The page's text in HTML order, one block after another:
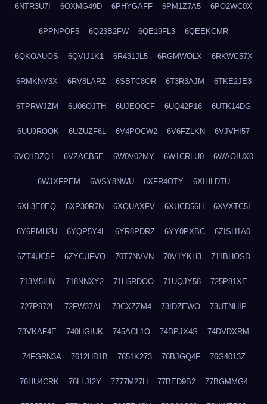
6NTR3U7I 6OXMG49D 6PHYGAFF 6PM1Z7A5 6PO2WC0X
6PPNPOF5 6Q23B2FW 6QE19FL3 6QEEKCMR
6QKOAUOS 6QVIJ1K1 6R431JL5 6RGMWOLX 6RKWC57X
6RMKNV3X 6RV8LARZ 6SBTC8OR 6T3R3AJM 6TKE2JE3
6TPRWJZM 6U06OJTH 6UJEQ0CF 6UQ42P16 6UTK14DG
6UU9ROQK 6UZUZF6L 6V4POCW2 6V6FZLKN 6VJVHI57
6VQ1DZQ1 6VZACB5E 6W0V02MY 6W1CRLU0 6WAOIUX0
6WJXFPEM 6WSY8NWU 6XFR4OTY 6XIHLDTU
6XL3E0EQ 6XP30R7N 6XQUAXFV 6XUCD56H 6XVXTC5I
6Y6PMH2U 6YQP5Y4L 6YR8PDRZ 6YY0PXBC 6ZISH1A0
6ZT4UC5F 6ZYCUFVQ 70T7NVVN 70V1YKH3 711BHOSD
713M5IHY 718NNXY2 71H5RDOO 71UQJY58 725P81XE
727P972L 72FW37AL 73CXZZM4 73IDZEWO 73UTNHIP
73VKAF4E 740HGIUK 745ACL1O 74DPJX4S 74DVDXRM
74FGRN3A 7612HD1B 7651K273 76BJGQ4F 76G4013Z
76HU4CRK 76LLJI2Y 7777M27H 77BED9B2 77BGMMG4